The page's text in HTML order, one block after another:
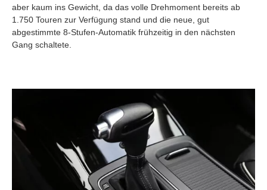
aber kaum ins Gewicht, da das volle Drehmoment bereits ab
1.750 Touren zur Verfügung stand und die neue, gut
abgestimmte 8-Stufen-Automatik frühzeitig in den nächsten
Gang schaltete.